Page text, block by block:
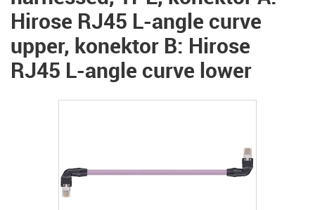
Hirose RJ45 L-angle curve
upper, konektor B: Hirose
RJ45 L-angle curve lower